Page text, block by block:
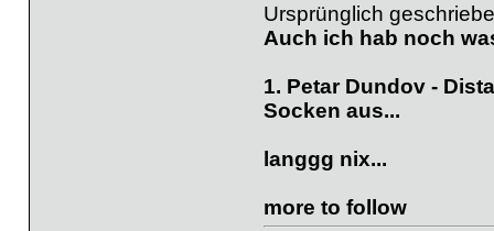
Ursprünglich
Auch ich hab noch
1. Petar Dundov -
Socken aus...
langgg nix...
more to follow